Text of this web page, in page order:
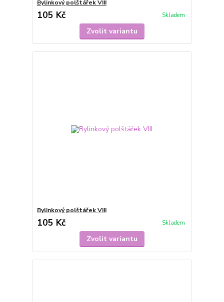
Bylinkový polštářek VIII
105 Kč Skladem
Zvolit variantu
Bylinkový polštářek VIII
105 Kč Skladem
Zvolit variantu